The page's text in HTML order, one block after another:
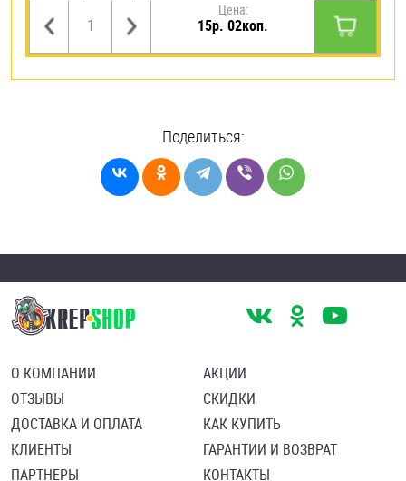
Цена:
15р. 02коп.
Поделиться:
О КОМПАНИИ
ОТЗЫВЫ
ДОСТАВКА И ОПЛАТА
КЛИЕНТЫ
ПАРТНЕРЫ
АКЦИИ
СКИДКИ
КАК КУПИТЬ
ГАРАНТИИ И ВОЗВРАТ
КОНТАКТЫ